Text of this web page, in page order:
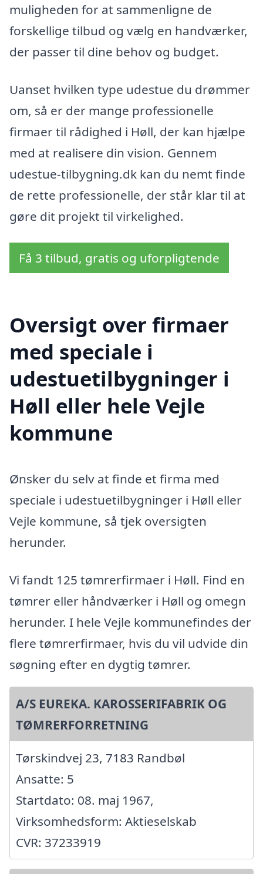
muligheden for at sammenligne de
forskellige tilbud og vælg en handværker,
der passer til dine behov og budget.
Uanset hvilken type udestue du drømmer
om, så er der mange professionelle
firmaer til rådighed i Høll, der kan hjælpe
med at realisere din vision. Gennem
udestue-tilbygning.dk kan du nemt finde
de rette professionelle, der står klar til at
gøre dit projekt til virkelighed.
Få 3 tilbud, gratis og uforpligtende
Oversigt over firmaer
med speciale i
udestuetilbygninger i
Høll eller hele Vejle
kommune
Ønsker du selv at finde et firma med
speciale i udestuetilbygninger i Høll eller
Vejle kommune, så tjek oversigten
herunder.
Vi fandt 125 tømrerfirmaer i Høll. Find en
tømrer eller håndværker i Høll og omegn
herunder. I hele Vejle kommunefindes der
flere tømrerfirmaer, hvis du vil udvide din
søgning efter en dygtig tømrer.
A/S EUREKA. KAROSSERIFABRIK OG
TØMRERFORRETNING
Tørskindvej 23, 7183 Randbøl
Ansatte: 5
Startdato: 08. maj 1967,
Virksomhedsform: Aktieselskab
CVR: 37233919